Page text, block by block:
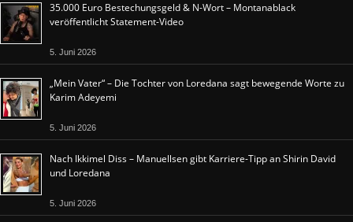
35.000 Euro Bestechungsgeld & N-Wort – Montanablack
veröffentlicht Statement-Video
5. Juni 2026
„Mein Vater“ – Die Tochter von Loredana sagt bewegende Worte zu
Karim Adeyemi
5. Juni 2026
Nach Ikkimel Diss – Manuellsen gibt Karriere-Tipp an Shirin David
und Loredana
5. Juni 2026